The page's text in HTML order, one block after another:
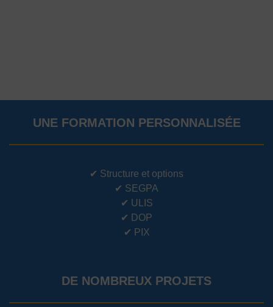
UNE FORMATION PERSONNALISÉE
✔ Structure et options
✔ SEGPA
✔ ULIS
✔ DOP
✔ PIX
DE NOMBREUX PROJETS